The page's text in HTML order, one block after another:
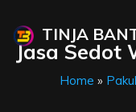
TINJA
Jasa Sedot
Home »